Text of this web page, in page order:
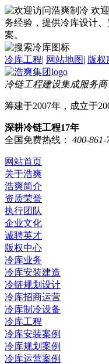
欢
务经验，提供冷库设计
案。
冷库工程| 网站地图| 版权
冷链工程建设集成服务商
筹建于2007年，成立于
深耕冷链工程17年
全国免费热线：
400-861-
网站首页
关于浩爽
浩爽简介
资质荣誉
执行团队
企业文化
诚聘英才
版权中心
冷库业务
冷库安装建造
冷链规划设计
冷库招商运营
冷库制冷设备
冷库工程
冷库安装案例
冷库规划案例
冷库运营案例